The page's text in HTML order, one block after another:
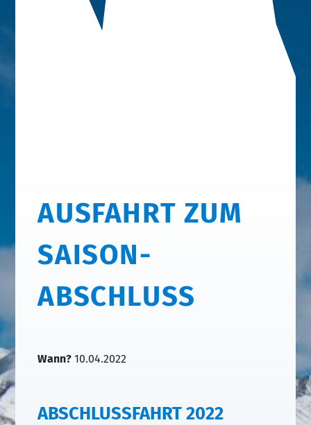
AUSFAHRT ZUM
SAISON-
ABSCHLUSS
Wann?10.04.2022
ABSCHLUSSFAHRT 2022